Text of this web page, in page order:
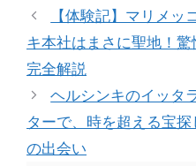
【体験記】マリメ
キ本社はまさに聖地！
完全解説
ヘルシンキのイッタ
ターで、時を超える宝
の出会い